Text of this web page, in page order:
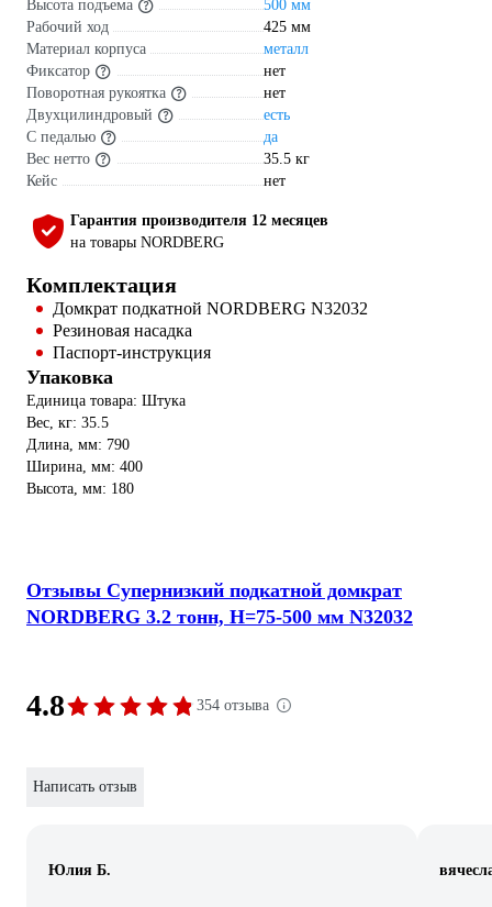
Высота подъема
500 мм
Рабочий ход
425 мм
Материал корпуса
металл
Фиксатор
нет
Поворотная рукоятка
нет
Двухцилиндровый
есть
С педалью
да
Вес нетто
35.5 кг
Кейс
нет
Гарантия производителя 12 месяцев
на товары NORDBERG
Комплектация
Домкрат подкатной NORDBERG N32032
Резиновая насадка
Паспорт-инструкция
Упаковка
Единица товара: Штука
Вес, кг: 35.5
Длина, мм: 790
Ширина, мм: 400
Высота, мм: 180
Отзывы Супернизкий подкатной домкрат
NORDBERG 3.2 тонн, H=75-500 мм N32032
4.8 354 отзыва
Написать отзыв
Юлия Б.